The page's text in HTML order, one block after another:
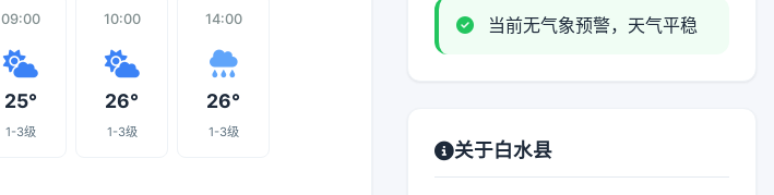
09:00
25°
1-3级
10:00
26°
1-3级
14:00
26°
1-3级
当前无气象预警，天气平稳
关于白水县